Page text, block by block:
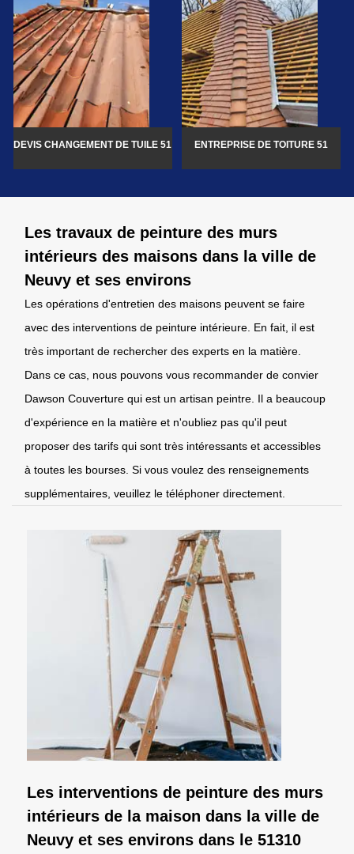
DEVIS CHANGEMENT DE TUILE 51 ENTREPRISE DE TOITURE 51
Les travaux de peinture des murs
intérieurs des maisons dans la ville de
Neuvy et ses environs
Les opérations d'entretien des maisons peuvent se faire
avec des interventions de peinture intérieure. En fait, il est
très important de rechercher des experts en la matière.
Dans ce cas, nous pouvons vous recommander de convier
Dawson Couverture qui est un artisan peintre. Il a beaucoup
d'expérience en la matière et n'oubliez pas qu'il peut
proposer des tarifs qui sont très intéressants et accessibles
à toutes les bourses. Si vous voulez des renseignements
supplémentaires, veuillez le téléphoner directement.
Les interventions de peinture des murs
intérieurs de la maison dans la ville de
Neuvy et ses environs dans le 51310